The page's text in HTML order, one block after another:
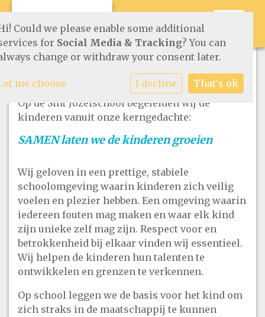
Onze visie
Op de Sint Jozefschool begeleiden wij de
kinderen vanuit onze kerngedachte:
SAMEN laten we de kinderen groeien
Wij geloven in een prettige, stabiele
schoolomgeving waarin kinderen zich veilig
voelen en plezier hebben. Een omgeving waarin
iedereen fouten mag maken en waar elk kind
zijn unieke zelf mag zijn. Respect voor en
betrokkenheid bij elkaar vinden wij essentieel.
Wij helpen de kinderen hun talenten te
ontwikkelen en grenzen te verkennen.
Op school leggen we de basis voor het kind om
zich straks in de maatschappij te kunnen
Could we please enable some additional
for Social Media & Tracking? You can
change or withdraw your consent later.
me choose I decline That's ok